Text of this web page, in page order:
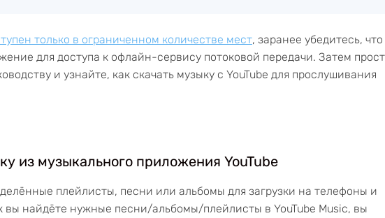
только в ограниченном количестве мест, заранее убедитесь, что
для доступа к офлайн-сервису потоковой передачи. Затем
и узнайте, как скачать музыку с YouTube для прослушивания
из музыкального приложения YouTube
плейлисты, песни или альбомы для загрузки на телефоны и
вы найдёте нужные песни/альбомы/плейлисты в YouTube Music, вы